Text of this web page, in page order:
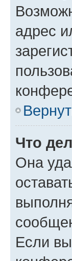
адрес
Что
Она
Если